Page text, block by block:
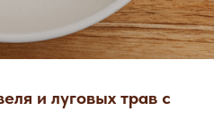
и луговых трав с